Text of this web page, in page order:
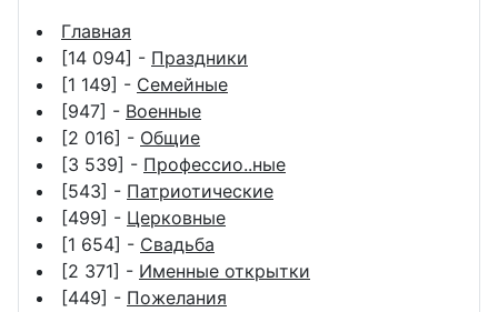
Главная
[14 094] - Праздники
[1 149] - Семейные
[947] - Военные
[2 016] - Общие
[3 539] - Профессио..ные
[543] - Патриотические
[499] - Церковные
[1 654] - Свадьба
[2 371] - Именные открытки
[449] - Пожелания